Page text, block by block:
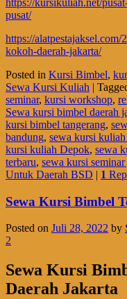
https://kursikuliah.net/
pusat/
https://
kokoh-daerah-jakarta/
Posted in Kursi Bimbel,
Sewa Kursi Kuliah |
seminar, kursi workshop,
Sewa kursi bimbel daerah
kursi bimbel tangerang,
bandung, sewa kursi
kursi kuliah Depok, sewa
terbaru, sewa kursi seminar
Untuk Daerah BSD | 1
Sewa Kursi Bimbel
Posted on Juli 28, 2022 by
2
Sewa Kursi
Daerah Jakarta